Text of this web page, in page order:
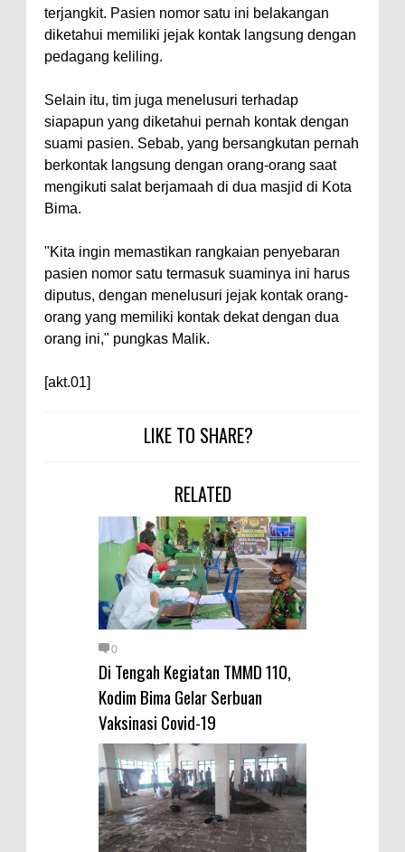
Narkoba
TEGAS! Kapolres Bima PTDH 1
Personel Berprestasi
Staf Ahli Tekankan Peran
Perempuan sebagai Penggerak
Ekonomi Keluarga pada
terjangkit. Pasien nomor satu ini belakangan
diketahui memiliki jejak kontak langsung dengan
pedagang keliling.
Selain itu, tim juga menelusuri terhadap
siapapun yang diketahui pernah kontak dengan
suami pasien. Sebab, yang bersangkutan pernah
berkontak langsung dengan orang-orang saat
mengikuti salat berjamaah di dua masjid di Kota
Bima.
"Kita ingin memastikan rangkaian penyebaran
pasien nomor satu termasuk suaminya ini harus
diputus, dengan menelusuri jejak kontak orang-
orang yang memiliki kontak dekat dengan dua
orang ini," pungkas Malik.
[akt.01]
LIKE TO SHARE?
RELATED
0
Di Tengah Kegiatan TMMD 110,
Kodim Bima Gelar Serbuan
Vaksinasi Covid-19